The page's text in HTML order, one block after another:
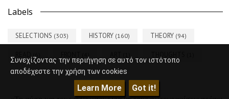
Labels
SELECTIONS (303) HISTORY (160) THEORY (94)
(4) THOUGHTS
Συνεχίζοντας την περιήγηση σε αυτό τον ιστότοπο
αποδέχεστε την χρήση των cookies
Learn More Got it!